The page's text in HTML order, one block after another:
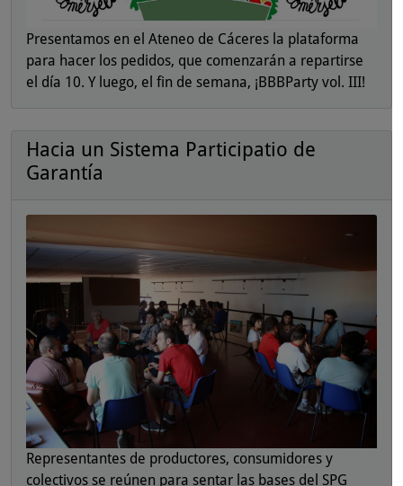
Presentamos en el Ateneo de Cáceres la plataforma
para hacer los pedidos, que comenzarán a repartirse
el día 10. Y luego, el fin de semana, ¡BBBParty vol. III!
Hacia un Sistema Participatio de
Garantía
Representantes de productores, consumidores y
colectivos se reúnen para sentar las bases del SPG